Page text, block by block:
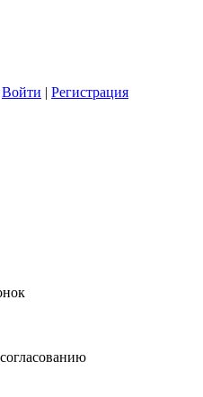
Войти | Регистрация